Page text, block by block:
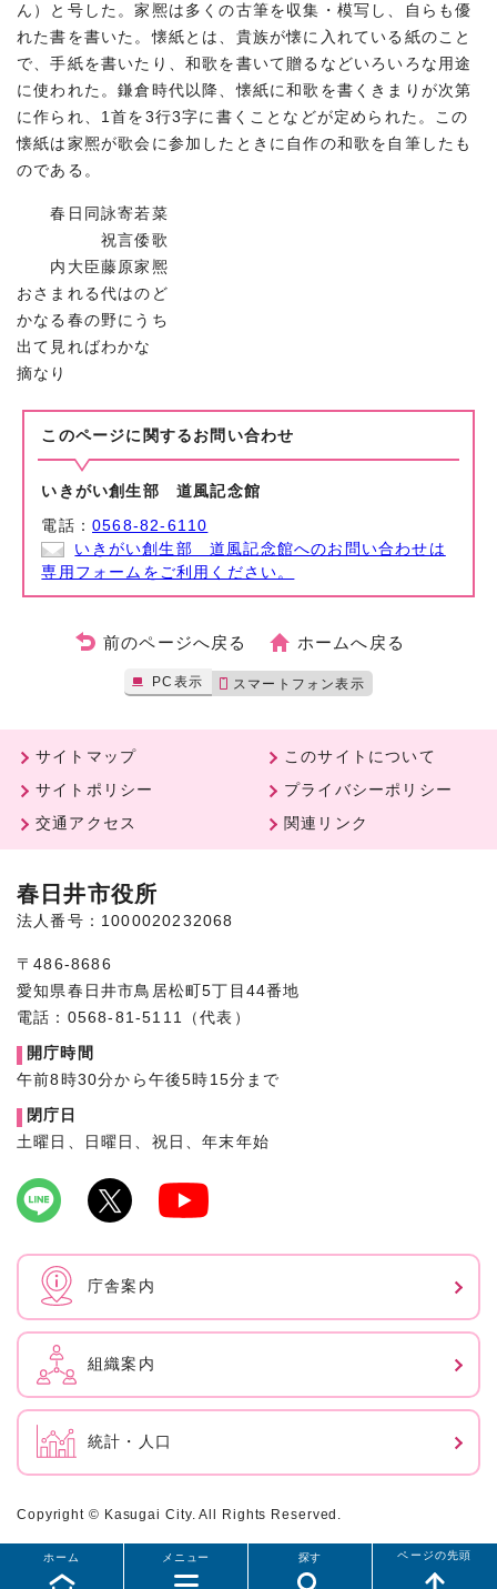
ん）と号した。家熈は多くの古筆を収集・模写し、自らも優
れた書を書いた。懐紙とは、貴族が懐に入れている紙のこと
で、手紙を書いたり、和歌を書いて贈るなどいろいろな用途
に使われた。鎌倉時代以降、懐紙に和歌を書くきまりが次第
に作られ、1首を3行3字に書くことなどが定められた。この
懐紙は家熈が歌会に参加したときに自作の和歌を自筆したも
のである。
春日同詠寄若菜
祝言倭歌
内大臣藤原家熈
おさまれる代はのど
かなる春の野にうち
出て見ればわかな
摘なり
このページに関する お問い合わせ
いきがい創生部 道風記念館
電話：0568-82-6110
いきがい創生部 道風記念館へのお問い合わせは
専用フォームをご利用ください。
前のページへ戻る ホームへ戻る
PC表示 スマートフォン表示
メニュー
ホーム 探す ページの先頭
サイトマップ
このサイトについて
サイトポリシー
プライバシーポリシー
交通アクセス
関連リンク
春日井市役所
法人番号：1000020232068
〒486-8686
愛知県春日井市鳥居松町5丁目44番地
電話：0568-81-5111（代表）
開庁時間
午前8時30分から午後5時15分まで
閉庁日
土曜日、日曜日、祝日、年末年始
庁舎案内
組織案内
統計・人口
Copyright © Kasugai City. All Rights Reserved.